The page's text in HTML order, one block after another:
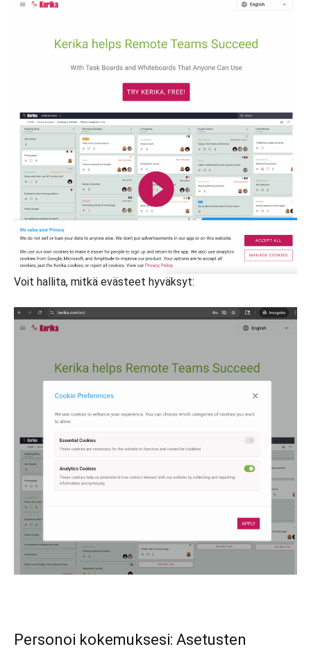
Voit hallita, mitkä evästeet hyväksyt:
Personoi kokemuksesi: Asetusten